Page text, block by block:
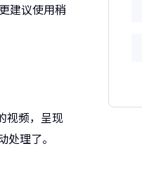
建议使用稍
视频，呈现
理了。